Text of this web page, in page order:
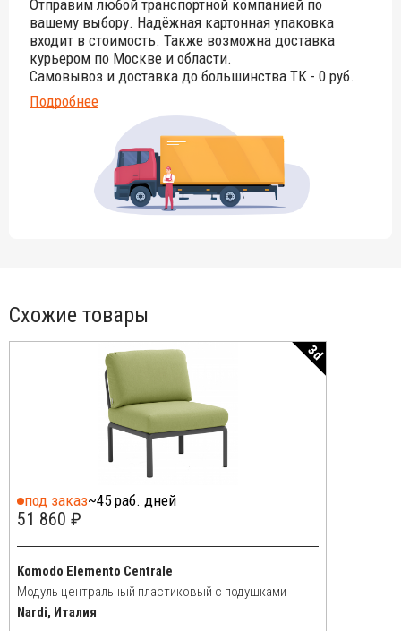
Отправим любой транспортной компанией по
вашему выбору. Надёжная картонная упаковка
входит в стоимость. Также возможна доставка
курьером по Москве и области.
Самовывоз и доставка до большинства ТК - 0 руб.
Подробнее
Схожие товары
3d
под заказ~45 раб. дней
51 860 ₽
Komodo Elemento Centrale
Модуль центральный пластиковый с подушками
Nardi, Италия